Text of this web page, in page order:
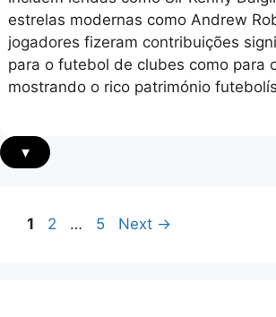
estrelas modernas como Andrew
jogadores fizeram contribuições
para o futebol de clubes como para
mostrando o rico património
▾
Page
1 Page
2 … Page
5 Next →